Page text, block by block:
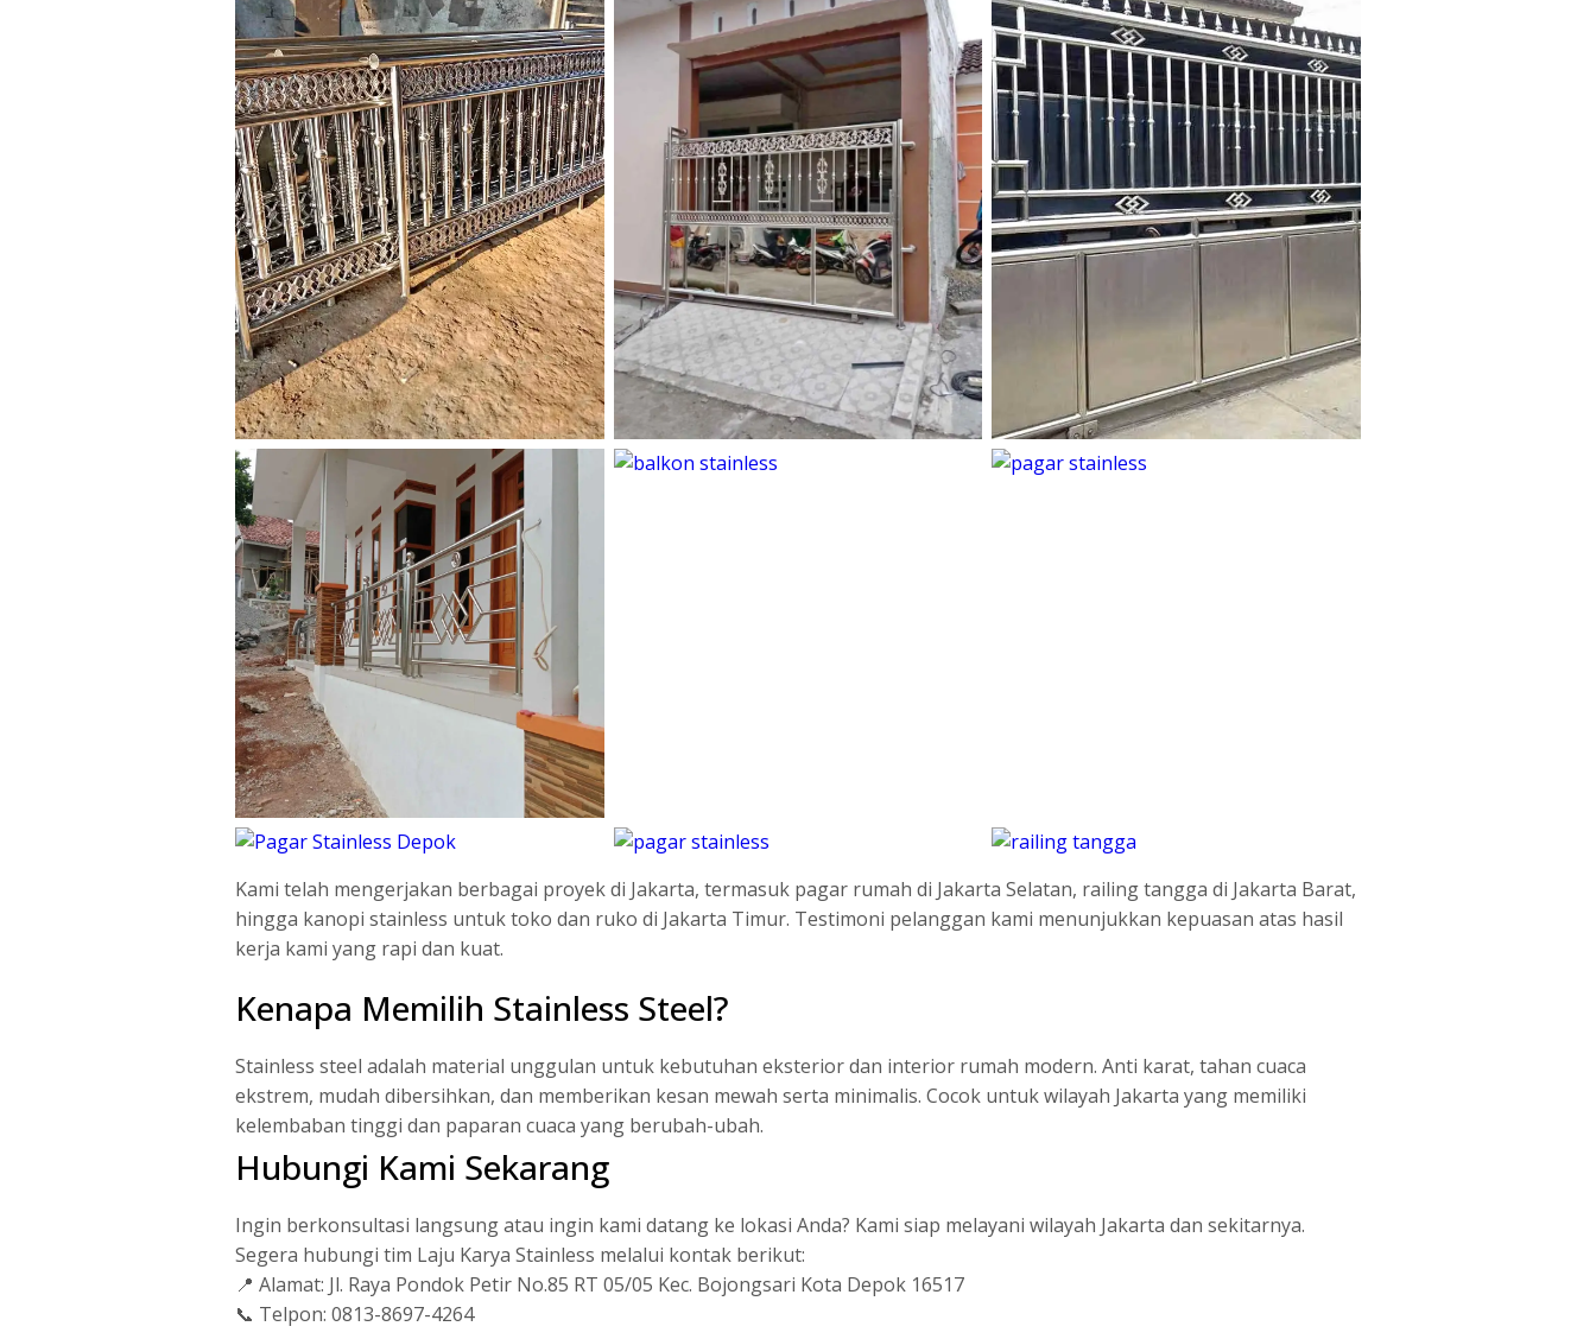
Kami telah mengerjakan berbagai proyek di Jakarta, termasuk pagar rumah di Jakarta Selatan, railing tangga di Jakarta Barat,
hingga kanopi stainless untuk toko dan ruko di Jakarta Timur. Testimoni pelanggan kami menunjukkan kepuasan atas hasil
kerja kami yang rapi dan kuat.
Kenapa Memilih Stainless Steel?
Stainless steel adalah material unggulan untuk kebutuhan eksterior dan interior rumah modern. Anti karat, tahan cuaca
ekstrem, mudah dibersihkan, dan memberikan kesan mewah serta minimalis. Cocok untuk wilayah Jakarta yang memiliki
kelembaban tinggi dan paparan cuaca yang berubah-ubah.
Hubungi Kami Sekarang
Ingin berkonsultasi langsung atau ingin kami datang ke lokasi Anda? Kami siap melayani wilayah Jakarta dan sekitarnya.
Segera hubungi tim Laju Karya Stainless melalui kontak berikut:
📍 Alamat: Jl. Raya Pondok Petir No.85 RT 05/05 Kec. Bojongsari Kota Depok 16517
📞 Telpon: 0813-8697-4264